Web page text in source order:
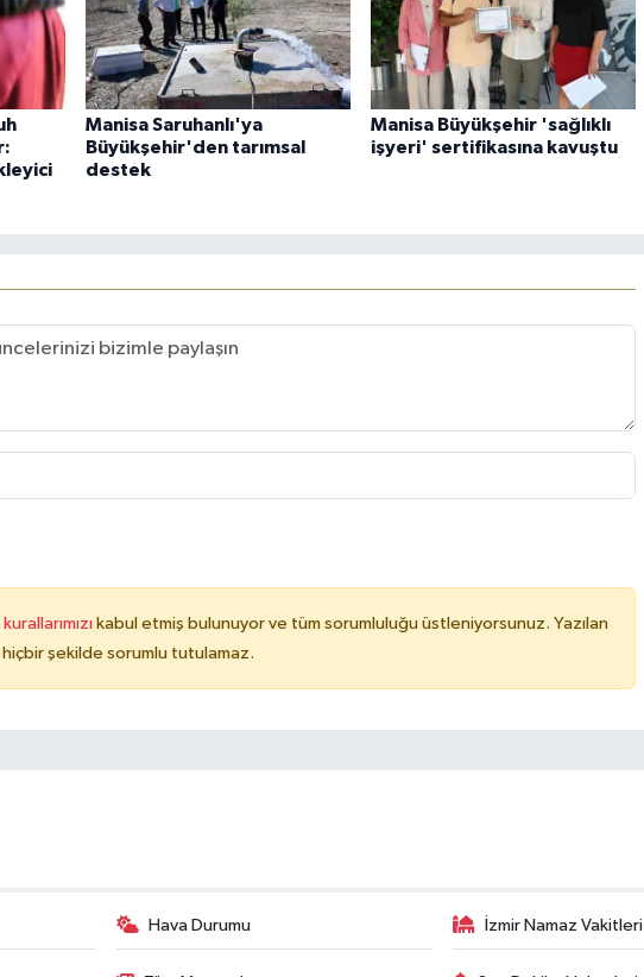
Manisa Saruhanlı'ya
Büyükşehir'den tarımsal
destek
Manisa Büyükşehir 'sağlıklı
işyeri' sertifikasına kavuştu
kabul etmiş bulunuyor ve tüm sorumluluğu üstleniyorsunuz. Yazılan
şekilde sorumlu tutulamaz.
Hava Durumu İzmir Namaz Vakitleri